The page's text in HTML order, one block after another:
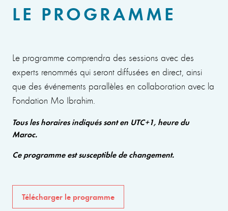
LE PROGRAMME
Le programme comprendra des sessions avec des
experts renommés qui seront diffusées en direct, ainsi
que des événements parallèles en collaboration avec la
Fondation Mo Ibrahim.
Tous les horaires indiqués sont en UTC+1, heure du
Maroc.
Ce programme est susceptible de changement.
Télécharger le programme